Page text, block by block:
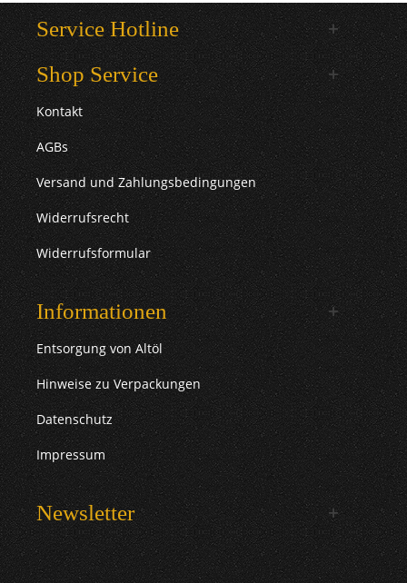
Service Hotline
Shop Service
Kontakt
AGBs
Versand und Zahlungsbedingungen
Widerrufsrecht
Widerrufsformular
Informationen
Entsorgung von Altöl
Hinweise zu Verpackungen
Datenschutz
Impressum
Newsletter